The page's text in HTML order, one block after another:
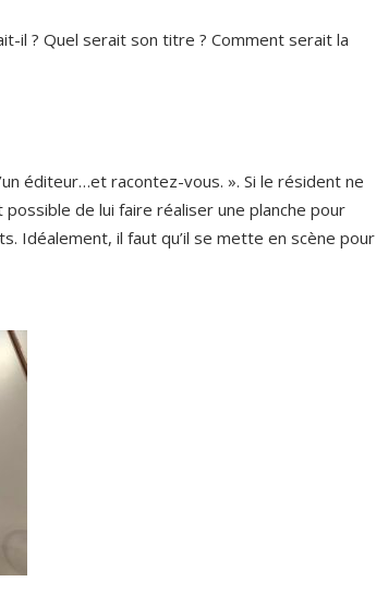
il ? Quel serait son titre ? Comment serait la
éditeur…et racontez-vous. ». Si le résident ne
de lui faire réaliser une planche pour
Idéalement, il faut qu’il se mette en scène pour